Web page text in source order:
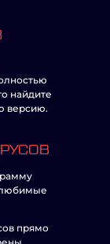
найдите
версию.
любимые
прямо